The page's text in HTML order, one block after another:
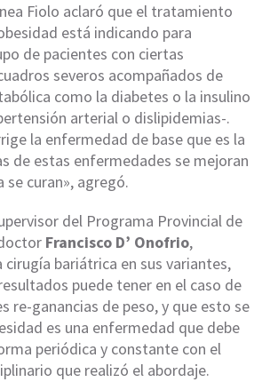
Fiolo aclaró que el tratamiento
está indicando para
de pacientes con ciertas
severos acompañados de
como la diabetes o la insulino
arterial o dislipidemias-.
la enfermedad de base que es la
de estas enfermedades se mejoran
se curan», agregó.
del Programa Provincial de
Francisco D’ Onofrio,
cirugía bariátrica en sus variantes,
puede tener en el caso de
re-ganancias de peso, y que esto se
es una enfermedad que debe
periódica y constante con el
que realizó el abordaje.